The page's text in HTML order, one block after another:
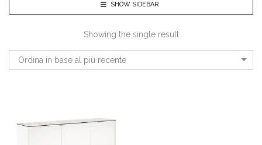
SHOW SIDEBAR
Showing the single result
Ordina in base al più recente